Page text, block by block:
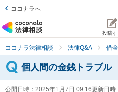
ココナラへ
投稿す
ココナラ法律相談 法律Q&A 借
個人間の金銭トラブル
公開日時： 2025年1月7日 09:16更新日時